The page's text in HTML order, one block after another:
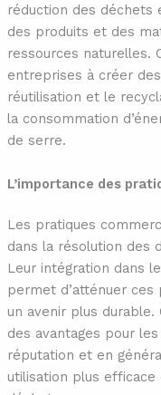
réduction des déchets
des produits et des
ressources naturelles.
entreprises à créer
réutilisation et le
la consommation
de serre.
L’importance des
Les pratiques
dans la résolution des
Leur intégration dans
permet d’atténuer
un avenir plus
des avantages pour
réputation et en
utilisation plus